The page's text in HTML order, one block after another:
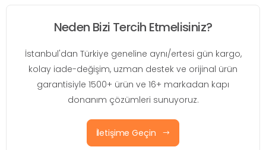
Neden Bizi Tercih Etmelisiniz?
İstanbul'dan Türkiye geneline aynı/ertesi gün kargo,
kolay iade-değişim, uzman destek ve orijinal ürün
garantisiyle 1500+ ürün ve 16+ markadan kapı
donanım çözümleri sunuyoruz.
İletişime Geçin